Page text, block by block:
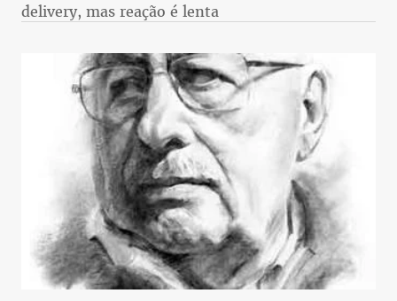
delivery, mas reação é lenta